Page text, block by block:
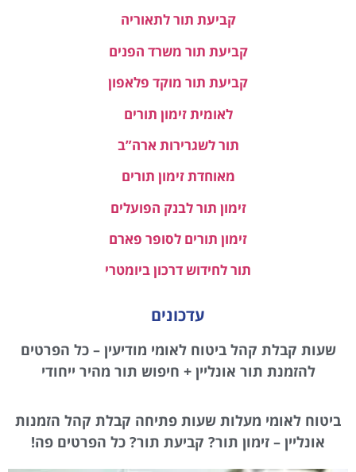
קביעת תור לתאוריה
קביעת תור משרד הפנים
קביעת תור מוקד פלאפון
לאומית זימון תורים
תור לשגרירות ארה”ב
מאוחדת זימון תורים
זימון תור לבנק הפועלים
זימון תורים לסופר פארם
תור לחידוש דרכון ביומטרי
עדכונים
שעות קבלת קהל ביטוח לאומי מודיעין – כל הפרטים
להזמנת תור אונליין + חיפוש תור מהיר ייחודי
ביטוח לאומי מעלות שעות פתיחה קבלת קהל הזמנות
אונליין – זימון תור? קביעת תור? כל הפרטים פה!